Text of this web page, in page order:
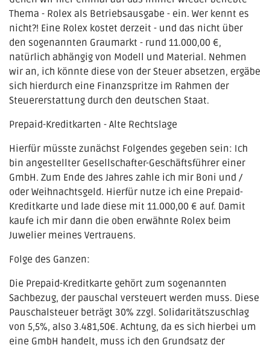
Thema - Rolex als Betriebsausgabe - ein. Wer kennt es
nicht?! Eine Rolex kostet derzeit - und das nicht über
den sogenannten Graumarkt - rund 11.000,00 €,
natürlich abhängig von Modell und Material. Nehmen
wir an, ich könnte diese von der Steuer absetzen, ergäbe
sich hierdurch eine Finanzspritze im Rahmen der
Steuererstattung durch den deutschen Staat.
Prepaid-Kreditkarten - Alte Rechtslage
Hierfür müsste zunächst Folgendes gegeben sein: Ich
bin angestellter Gesellschafter-Geschäftsführer einer
GmbH. Zum Ende des Jahres zahle ich mir Boni und /
oder Weihnachtsgeld. Hierfür nutze ich eine Prepaid-
Kreditkarte und lade diese mit 11.000,00 € auf. Damit
kaufe ich mir dann die oben erwähnte Rolex beim
Juwelier meines Vertrauens.
Folge des Ganzen:
Die Prepaid-Kreditkarte gehört zum sogenannten
Sachbezug, der pauschal versteuert werden muss. Diese
Pauschalsteuer beträgt 30% zzgl. Solidaritätszuschlag
von 5,5%, also 3.481,50€. Achtung, da es sich hierbei um
eine GmbH handelt, muss ich den Grundsatz der